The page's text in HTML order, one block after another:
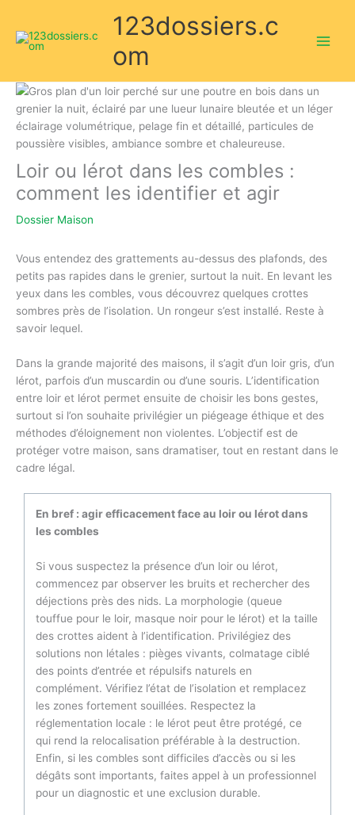
contenu
123dossiers.c
om
Loir ou lérot dans les combles :
comment les identifier et agir
Dossier Maison
Vous entendez des grattements au-dessus des plafonds, des
petits pas rapides dans le grenier, surtout la nuit. En levant les
yeux dans les combles, vous découvrez quelques crottes
sombres près de l’isolation. Un rongeur s’est installé. Reste à
savoir lequel.
Dans la grande majorité des maisons, il s’agit d’un loir gris, d’un
lérot, parfois d’un muscardin ou d’une souris. L’identification
entre loir et lérot permet ensuite de choisir les bons gestes,
surtout si l’on souhaite privilégier un piégeage éthique et des
méthodes d’éloignement non violentes. L’objectif est de
protéger votre maison, sans dramatiser, tout en restant dans le
cadre légal.
En bref : agir efficacement face au loir ou lérot dans
les combles
Si vous suspectez la présence d’un loir ou lérot,
commencez par observer les bruits et rechercher des
déjections près des nids. La morphologie (queue
touffue pour le loir, masque noir pour le lérot) et la taille
des crottes aident à l’identification. Privilégiez des
solutions non létales : pièges vivants, colmatage ciblé
des points d’entrée et répulsifs naturels en
complément. Vérifiez l’état de l’isolation et remplacez
les zones fortement souillées. Respectez la
réglementation locale : le lérot peut être protégé, ce
qui rend la relocalisation préférable à la destruction.
Enfin, si les combles sont difficiles d’accès ou si les
dégâts sont importants, faites appel à un professionnel
pour un diagnostic et une exclusion durable.